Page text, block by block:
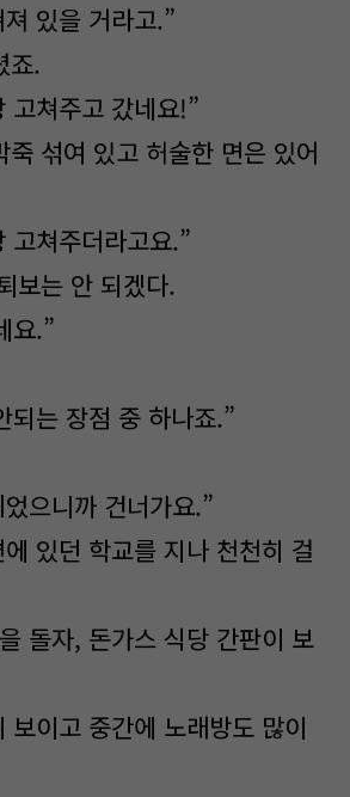
있을 거라고.”
죠.
고쳐주고 갔네요!”
죽 섞여 있고 허술한 면은 있어
고쳐주더라고요.”
보는 안 되겠다.
요.”
되는 장점 중 하나죠.”
으니까 건너가요.”
있던 학교를 지나 천천히 걸
돌자, 돈가스 식당 간판이 보
보이고 중간에 노래방도 많이